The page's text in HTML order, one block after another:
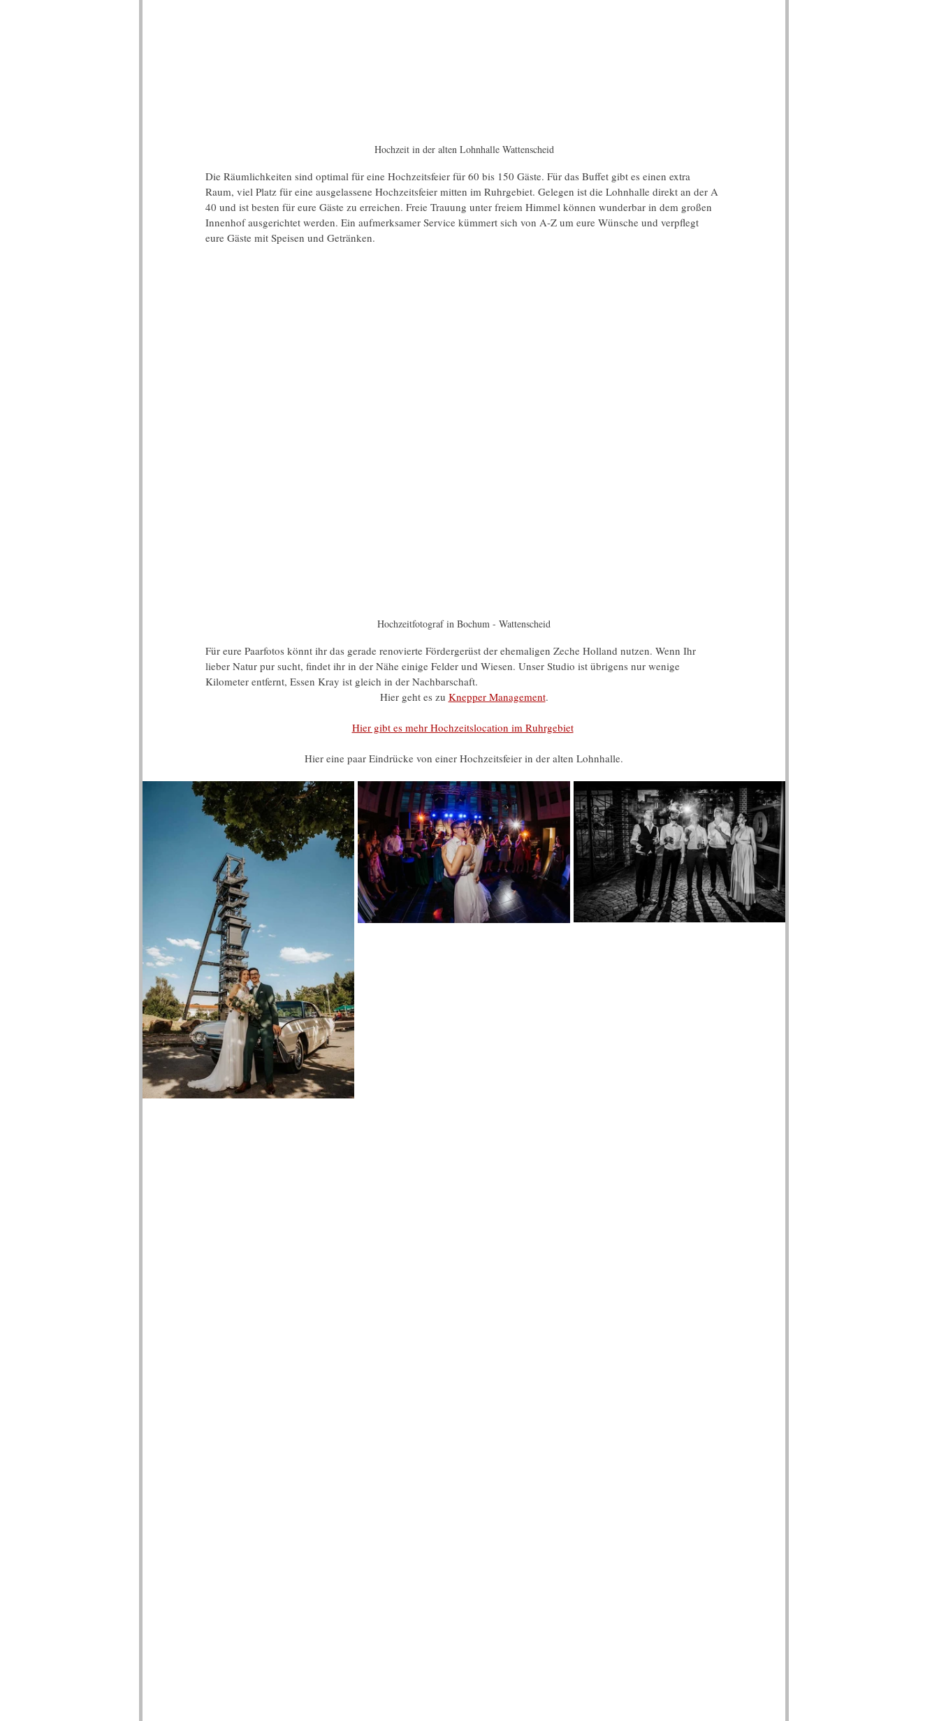
Hochzeit in der alten Lohnhalle Wattenscheid
Die Räumlichkeiten sind optimal für eine Hochzeitsfeier für 60 bis 150 Gäste. Für das Buffet gibt es einen extra
Raum, viel Platz für eine ausgelassene Hochzeitsfeier mitten im Ruhrgebiet. Gelegen ist die Lohnhalle direkt an der A
40 und ist besten für eure Gäste zu erreichen. Freie Trauung unter freiem Himmel können wunderbar in dem großen
Innenhof ausgerichtet werden. Ein aufmerksamer Service kümmert sich von A-Z um eure Wünsche und verpflegt
eure Gäste mit Speisen und Getränken.
Hochzeitfotograf in Bochum - Wattenscheid
Für eure Paarfotos könnt ihr das gerade renovierte Fördergerüst der ehemaligen Zeche Holland nutzen. Wenn Ihr
lieber Natur pur sucht, findet ihr in der Nähe einige Felder und Wiesen. Unser Studio ist übrigens nur wenige
Kilometer entfernt, Essen Kray ist gleich in der Nachbarschaft.
Hier geht es zu Knepper Management.
Hier gibt es mehr Hochzeitslocation im Ruhrgebiet
Hier eine paar Eindrücke von einer Hochzeitsfeier in der alten Lohnhalle.